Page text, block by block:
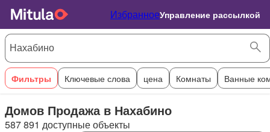
ИзбранноеУправление рассылкой
Фильтры Ключевые слова цена Комнаты Ванные
Домов Продажа в Нахабино
587 891 доступные объекты